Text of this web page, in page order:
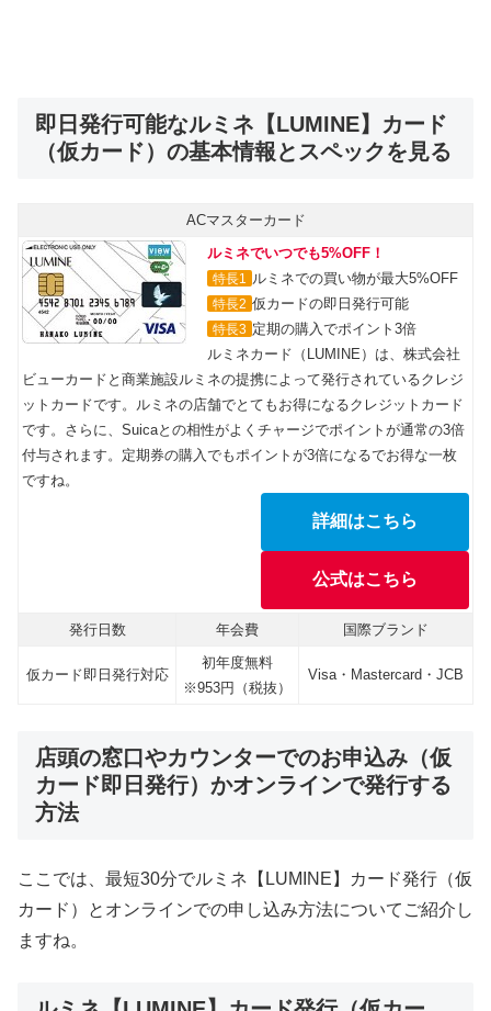
即日発行可能なルミネ【LUMINE】カード
（仮カード）の基本情報とスペックを見る
ACマスターカード
ルミネでいつでも5%OFF！
特長1 ルミネでの買い物が最大5%OFF
特長2 仮カードの即日発行可能
特長3 定期の購入でポイント3倍
ルミネカード（LUMINE）は、株式会社
ビューカードと商業施設ルミネの提携によって発行されているクレジ
ットカードです。ルミネの店舗でとてもお得になるクレジットカード
です。さらに、Suicaとの相性がよくチャージでポイントが通常の3倍
付与されます。定期券の購入でもポイントが3倍になるでお得な一枚
ですね。
詳細はこちら
公式はこちら
発行日数 年会費 国際ブランド
仮カード即日発行対応
初年度無料
※953円（税抜）
Visa・Mastercard・JCB
店頭の窓口やカウンターでのお申込み（仮
カード即日発行）かオンラインで発行する
方法
ここでは、最短30分でルミネ【LUMINE】カード発行（仮
カード）とオンラインでの申し込み方法についてご紹介し
ますね。